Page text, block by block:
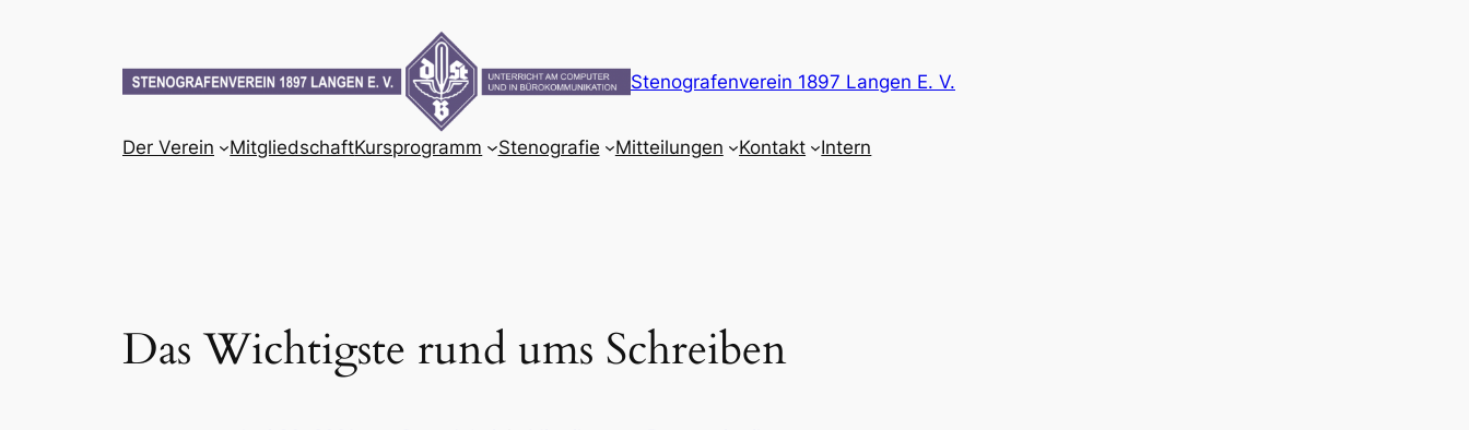
Stenografenverein 1897 Langen E. V.
Der Verein MitgliedschaftKursprogramm Stenografie Mitteilungen Kontakt Intern
Das Wichtigste rund ums Schreiben